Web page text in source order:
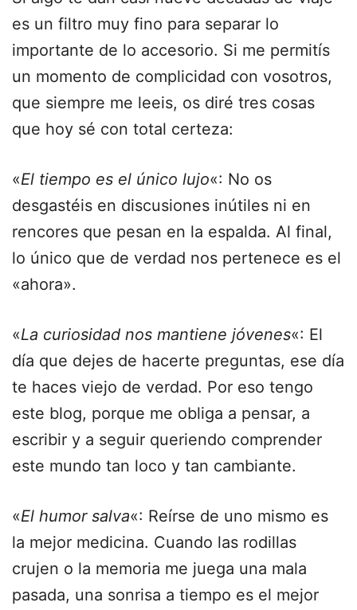
es un filtro muy fino para separar lo
importante de lo accesorio. Si me permitís
un momento de complicidad con vosotros,
que siempre me leeis, os diré tres cosas
que hoy sé con total certeza:
«El tiempo es el único lujo«: No os
desgastéis en discusiones inútiles ni en
rencores que pesan en la espalda. Al final,
lo único que de verdad nos pertenece es el
«ahora».
«La curiosidad nos mantiene jóvenes«: El
día que dejes de hacerte preguntas, ese día
te haces viejo de verdad. Por eso tengo
este blog, porque me obliga a pensar, a
escribir y a seguir queriendo comprender
este mundo tan loco y tan cambiante.
«El humor salva«: Reírse de uno mismo es
la mejor medicina. Cuando las rodillas
crujen o la memoria me juega una mala
pasada, una sonrisa a tiempo es el mejor